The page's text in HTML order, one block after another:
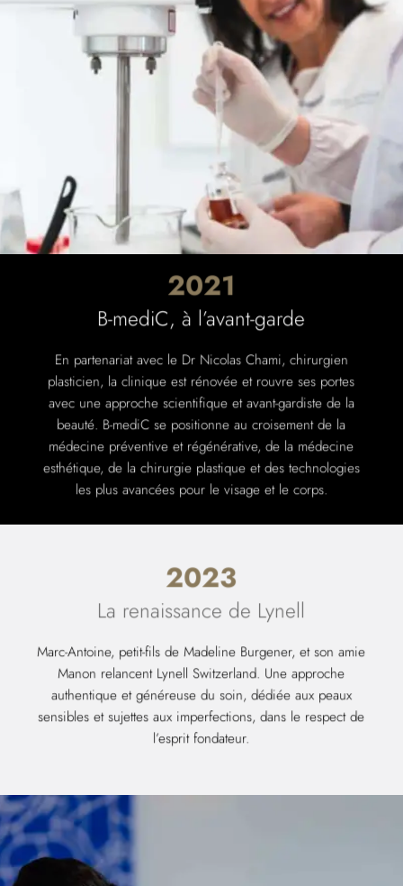
2021
B-mediC, à l’avant-garde
En partenariat avec le Dr Nicolas Chami, chirurgien
plasticien, la clinique est rénovée et rouvre ses portes
avec une approche scientifique et avant-gardiste de la
beauté. B-mediC se positionne au croisement de la
médecine préventive et régénérative, de la médecine
esthétique, de la chirurgie plastique et des technologies
les plus avancées pour le visage et le corps.
2023
La renaissance de Lynell
Marc-Antoine, petit-fils de Madeline Burgener, et son amie
Manon relancent Lynell Switzerland. Une approche
authentique et généreuse du soin, dédiée aux peaux
sensibles et sujettes aux imperfections, dans le respect de
l’esprit fondateur.